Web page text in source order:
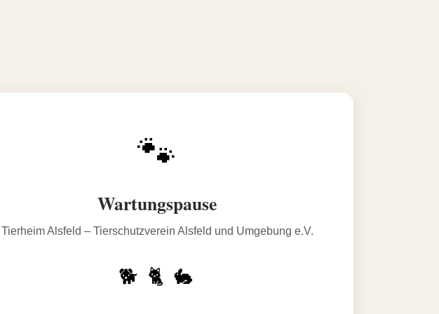
🐾
Wartungspause
Tierheim Alsfeld – Tierschutzverein Alsfeld und Umgebung e.V.
🐕 🐈 🐇